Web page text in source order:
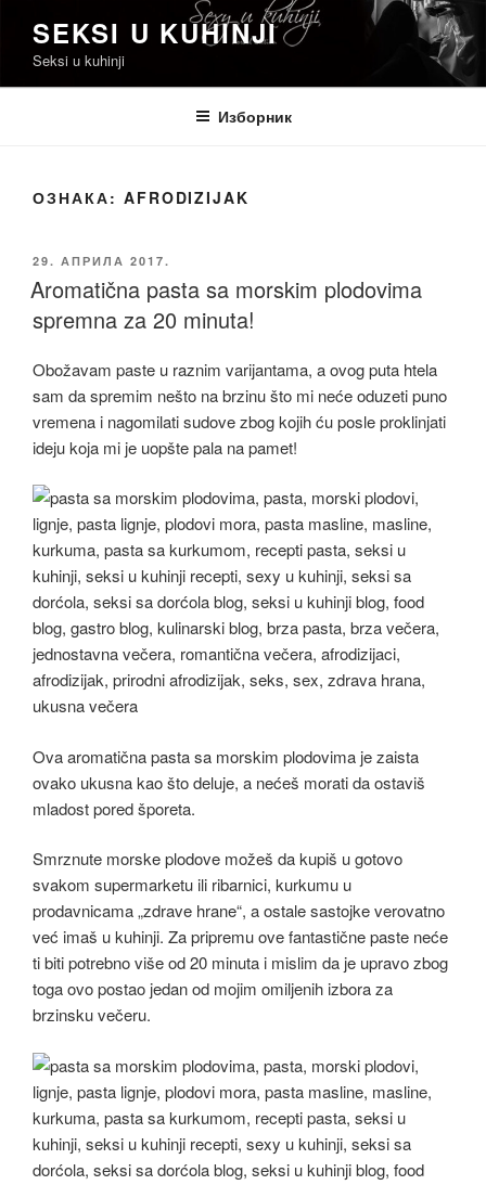
садржај
SEKSI U KUHINJI
Seksi u kuhinji
Изборник
ОЗНАКА: AFRODIZIJAK
ОБЈАВЉЕНО
29. АПРИЛА 2017.
Aromatična pasta sa morskim plodovima
spremna za 20 minuta!
Obožavam paste u raznim varijantama, a ovog puta htela
sam da spremim nešto na brzinu što mi neće oduzeti puno
vremena i nagomilati sudove zbog kojih ću posle proklinjati
ideju koja mi je uopšte pala na pamet!
Ova aromatična pasta sa morskim plodovima je zaista
ovako ukusna kao što deluje, a nećeš morati da ostaviš
mladost pored šporeta.
Smrznute morske plodove možeš da kupiš u gotovo
svakom supermarketu ili ribarnici, kurkumu u
prodavnicama „zdrave hrane“, a ostale sastojke verovatno
već imaš u kuhinji. Za pripremu ove fantastične paste neće
ti biti potrebno više od 20 minuta i mislim da je upravo zbog
toga ovo postao jedan od mojim omiljenih izbora za
brzinsku večeru.